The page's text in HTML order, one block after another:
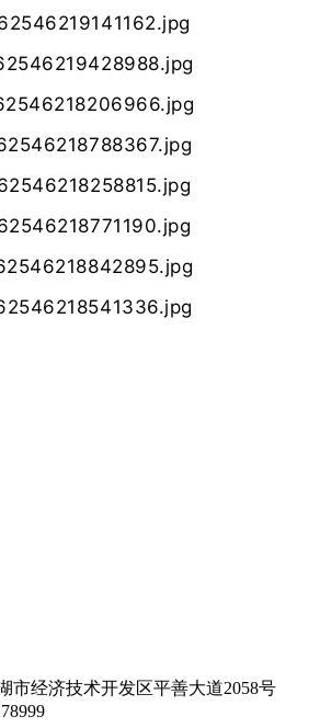
市经济技术开发区平善大道2058号